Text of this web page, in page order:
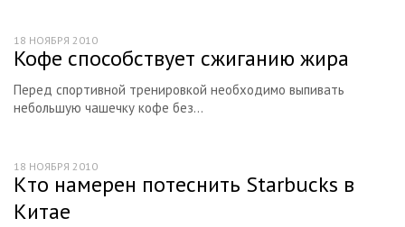
Кофе способствует сжиганию жира
Перед спортивной тренировкой необходимо выпивать
небольшую чашечку кофе без...
18 НОЯБРЯ 2010
Кто намерен потеснить Starbucks в
Китае
18 НОЯБРЯ 2010